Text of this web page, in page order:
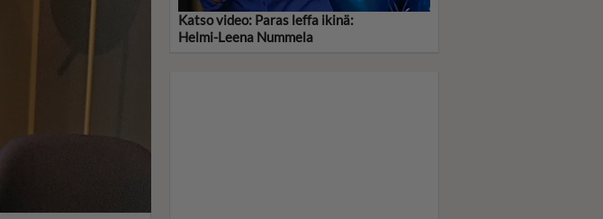
Katso video: Paras leffa ikinä:
Helmi-Leena Nummela